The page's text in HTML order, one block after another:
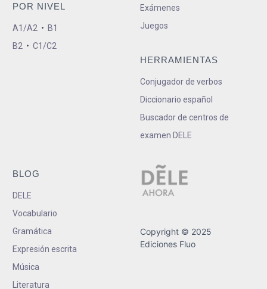
POR NIVEL
A1/A2 • B1
B2 • C1/C2
Exámenes
Juegos
HERRAMIENTAS
Conjugador de verbos
Diccionario español
Buscador de centros de
examen DELE
BLOG
DELE
Vocabulario
Gramática
Expresión escrita
Música
Literatura
Copyright © 2025
Ediciones Fluo